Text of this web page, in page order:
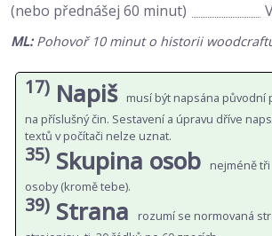
(nebo přednášej 60 minut)
ML:Pohovoř 10 minut o historii
17) Napiš
musí být napsána původní
na příslušný čin. Sestavení a úpravu dříve
textů v počítači nelze uznat.
35) Skupina osob
nejméně tři
osoby (kromě tebe).
39) Strana
rozumí se normovaná